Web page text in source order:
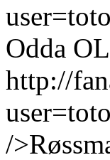
Odda
http://
/